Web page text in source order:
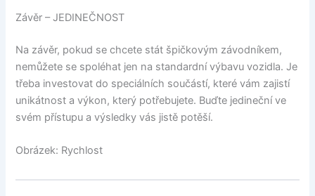
Závěr – JEDINEČNOST
Na závěr, pokud se chcete stát špičkovým závodníkem,
nemůžete se spoléhat jen na standardní výbavu vozidla. Je
třeba investovat do speciálních součástí, které vám zajistí
unikátnost a výkon, který potřebujete. Buďte jedineční ve
svém přístupu a výsledky vás jistě potěší.
Obrázek: Rychlost